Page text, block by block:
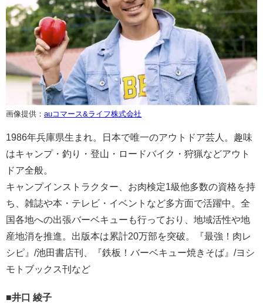
画像提供： auコマース&ライフ株式会社
1986年兵庫県生まれ。日本で唯一のアウトドア芸人。趣味
はキャンプ・釣り・登山・ロードバイク・狩猟などアウト
ドア全般。
キャンプインストラクター、お肉検定1級他多数の資格を持
ち、雑誌や本・テレビ・イベントなど多方面で活躍中。全
国各地への出張バーベキューも行っており、地域活性や地
産地消を推進。出版本は累計20万部を突破。『最強！肉レ
シピ』/池田書店刊、『鉄板！バーベキュー焼きそば』/ヨシ
モトブックス刊など
■井口 綾子